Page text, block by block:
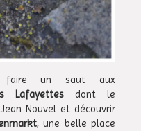
faire un saut aux
Lafayettes dont le
Nouvel et découvrir
, une belle place